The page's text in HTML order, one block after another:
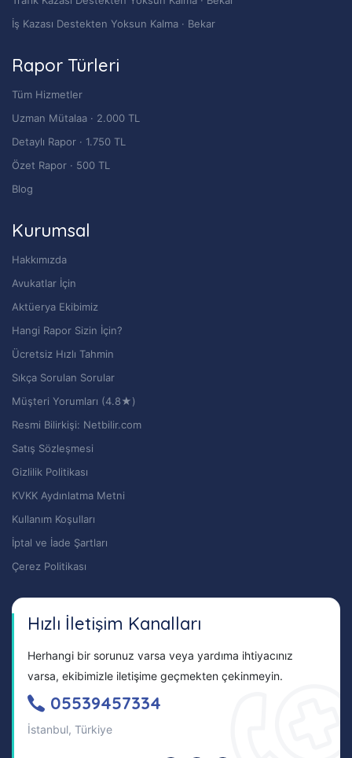
İş Kazası Destekten Yoksun Kalma · Bekar
Rapor Türleri
Tüm Hizmetler
Uzman Mütalaa · 2.000 TL
Detaylı Rapor · 1.750 TL
Özet Rapor · 500 TL
Blog
Kurumsal
Hakkımızda
Avukatlar İçin
Aktüerya Ekibimiz
Hangi Rapor Sizin İçin?
Ücretsiz Hızlı Tahmin
Sıkça Sorulan Sorular
Müşteri Yorumları (4.8★)
Resmi Bilirkişi: Netbilir.com
Satış Sözleşmesi
Gizlilik Politikası
KVKK Aydınlatma Metni
Kullanım Koşulları
İptal ve İade Şartları
Çerez Politikası
Hızlı İletişim Kanalları
Herhangi bir sorunuz varsa veya yardıma ihtiyacınız
varsa, ekibimizle iletişime geçmekten çekinmeyin.
05539457334
İstanbul, Türkiye